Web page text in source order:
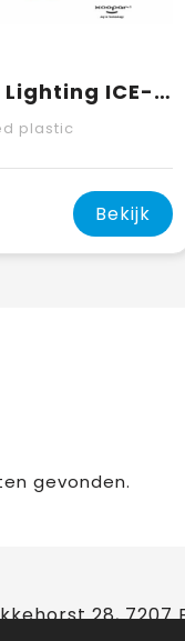
Xoopar Lighting ICE-C Oplaadkabel
plastic
Bekijk
gevonden.
28, 7207